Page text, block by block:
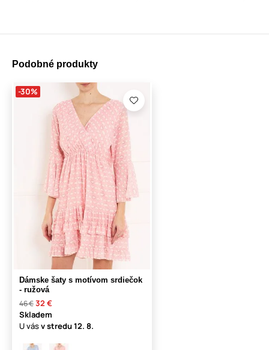
Podobné produkty
-30%
Dámske šaty s motívom srdiečok
- ružová
46 €32 €
Skladem
U vásv stredu12. 8.